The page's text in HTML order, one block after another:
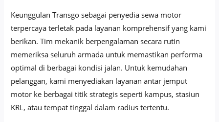
Keunggulan Transgo sebagai penyedia sewa motor
terpercaya terletak pada layanan komprehensif yang kami
berikan. Tim mekanik berpengalaman secara rutin
memeriksa seluruh armada untuk memastikan performa
optimal di berbagai kondisi jalan. Untuk kemudahan
pelanggan, kami menyediakan layanan antar jemput
motor ke berbagai titik strategis seperti kampus, stasiun
KRL, atau tempat tinggal dalam radius tertentu.